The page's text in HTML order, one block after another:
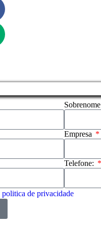
Sobrenome
Empresa
Telefone:
politica de privacidade